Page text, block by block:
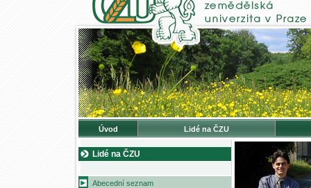
Úvod Lidé na ČZU
Lidé na ČZU
Abecední seznam